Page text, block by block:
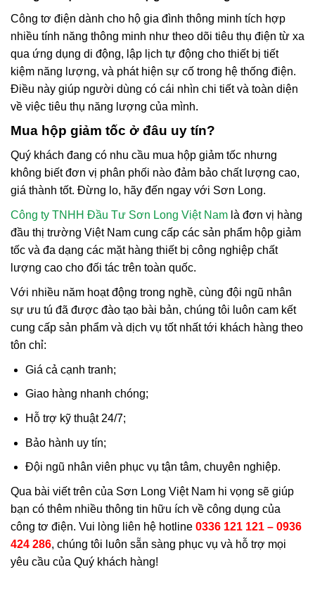
Công tơ điện dành cho hộ gia đình thông minh tích hợp
nhiều tính năng thông minh như theo dõi tiêu thụ điện từ xa
qua ứng dụng di động, lập lịch tự động cho thiết bị tiết
kiệm năng lượng, và phát hiện sự cố trong hệ thống điện.
Điều này giúp người dùng có cái nhìn chi tiết và toàn diện
về việc tiêu thụ năng lượng của mình.
Mua hộp giảm tốc ở đâu uy tín?
Quý khách đang có nhu cầu mua hộp giảm tốc nhưng
không biết đơn vị phân phối nào đảm bảo chất lượng cao,
giá thành tốt. Đừng lo, hãy đến ngay với Sơn Long.
Công ty TNHH Đầu Tư Sơn Long Việt Nam là đơn vị hàng
đầu thị trường Việt Nam cung cấp các sản phẩm hộp giảm
tốc và đa dạng các mặt hàng thiết bị công nghiệp chất
lượng cao cho đối tác trên toàn quốc.
Với nhiều năm hoạt động trong nghề, cùng đội ngũ nhân
sự ưu tú đã được đào tạo bài bản, chúng tôi luôn cam kết
cung cấp sản phẩm và dịch vụ tốt nhất tới khách hàng theo
tôn chỉ:
Giá cả cạnh tranh;
Giao hàng nhanh chóng;
Hỗ trợ kỹ thuật 24/7;
Bảo hành uy tín;
Đội ngũ nhân viên phục vụ tận tâm, chuyên nghiệp.
Qua bài viết trên của Sơn Long Việt Nam hi vọng sẽ giúp
bạn có thêm nhiều thông tin hữu ích về công dụng của
công tơ điện. Vui lòng liên hệ hotline 0336 121 121 – 0936
424 286, chúng tôi luôn sẵn sàng phục vụ và hỗ trợ mọi
yêu cầu của Quý khách hàng!